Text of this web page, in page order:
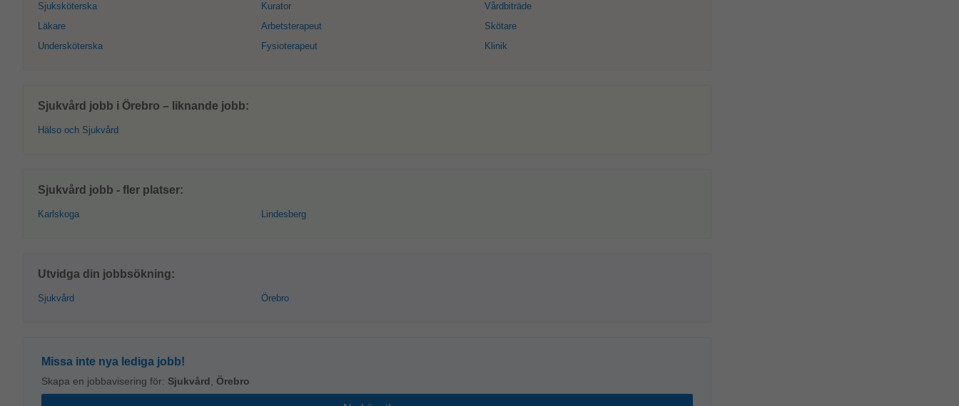
Sjuksköterska
Läkare
Undersköterska
Kurator
Arbetsterapeut
Fysioterapeut
Vårdbiträde
Skötare
Klinik
Sjukvård jobb i Örebro – liknande jobb:
Hälso och Sjukvård
Sjukvård jobb - fler platser:
Karlskoga Lindesberg
Utvidga din jobbsökning:
Sjukvård Örebro
Missa inte nya lediga jobb!
Skapa en jobbavisering för: Sjukvård Örebro